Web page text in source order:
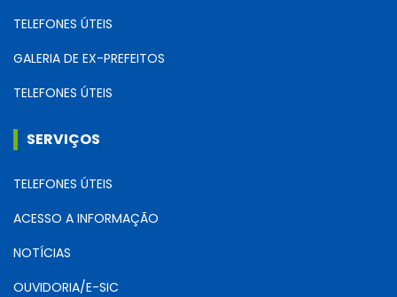
TELEFONES ÚTEIS
GALERIA DE EX-PREFEITOS
TELEFONES ÚTEIS
SERVIÇOS
TELEFONES ÚTEIS
ACESSO A INFORMAÇÃO
NOTÍCIAS
OUVIDORIA/E-SIC